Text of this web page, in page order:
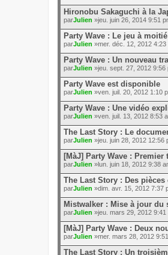
Hironobu Sakaguchi à la
parJulien »jeu. juin 26, 2014 9:51
Party Wave : Le jeu à
parJulien »mer. déc. 12, 2012 4:23
Party Wave : Un nouveau
parJulien »jeu. sept. 27, 2012 9:56
Party Wave est disponible
parJulien »ven. juil. 20, 2012 1:10
Party Wave : Une vidéo
parJulien »ven. juil. 13, 2012 8:53
The Last Story : Le
parJulien »jeu. juin 28, 2012 12:56
[MàJ] Party Wave : Premier
parJulien »lun. juin 18, 2012 9:38
The Last Story : Des
parJulien »dim. avr. 15, 2012 7:37
Mistwalker : Mise à jour du
parJulien »jeu. mars 29, 2012 9:41
[MàJ] Party Wave : Deux
parJulien »mer. mars 28, 2012
The Last Story : Un